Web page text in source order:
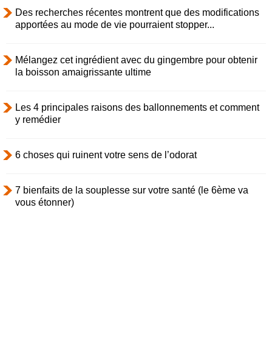
Des recherches récentes montrent que des modifications
apportées au mode de vie pourraient stopper...
Mélangez cet ingrédient avec du gingembre pour obtenir
la boisson amaigrissante ultime
Les 4 principales raisons des ballonnements et comment
y remédier
6 choses qui ruinent votre sens de l’odorat
7 bienfaits de la souplesse sur votre santé (le 6ème va
vous étonner)